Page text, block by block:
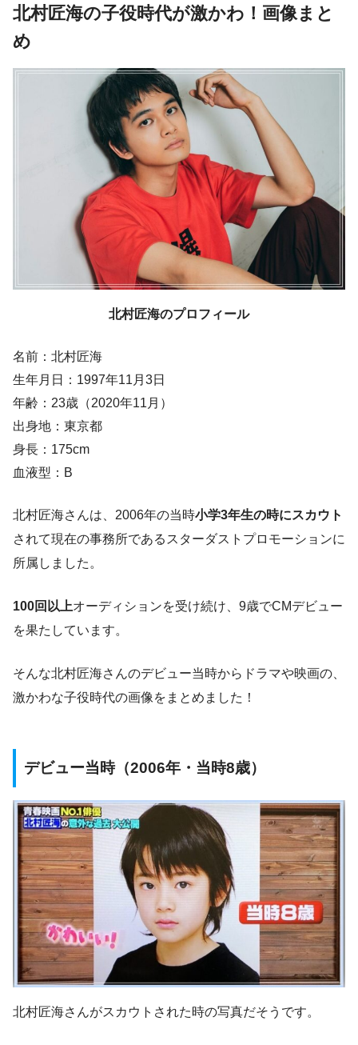
北村匠海の子役時代が激かわ！画像まと
め
北村匠海のプロフィール
名前：北村匠海
生年月日：1997年11月3日
年齢：23歳（2020年11月）
出身地：東京都
身長：175cm
血液型：B
北村匠海さんは、2006年の当時小学3年生の時にスカウト
されて現在の事務所であるスターダストプロモーションに
所属しました。
100回以上オーディションを受け続け、9歳でCMデビュー
を果たしています。
そんな北村匠海さんのデビュー当時からドラマや映画の、
激かわな子役時代の画像をまとめました！
デビュー当時（2006年・当時8歳）
北村匠海さんがスカウトされた時の写真だそうです。